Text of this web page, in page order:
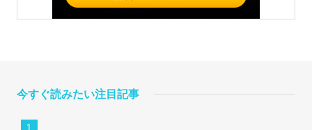
今すぐ読みたい注目記事